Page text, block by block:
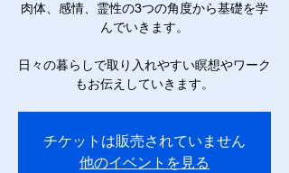
肉体、感情、霊性の3つの角度から基礎を学
んでいきます。
日々の暮らしで取り入れやすい瞑想やワーク
もお伝えしていきます。
チケットは販売されていません
他のイベントを見る